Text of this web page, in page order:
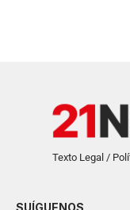
Texto Legal /